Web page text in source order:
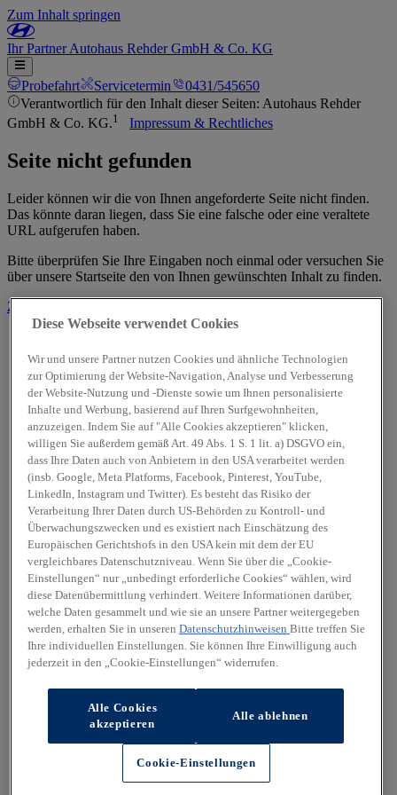
Zum Inhalt springen
IhrPartnerAutohaus Rehder GmbH & Co. KG
Probefahrt Servicetermin
0431/545650
Verantwortlich für den Inhalt dieser Seiten: Autohaus Rehder
GmbH & Co. KG.1 Impressum & Rechtliches
Seite nicht gefunden
Leider können wir die von Ihnen angeforderte Seite nicht finden.
Das könnte daran liegen, dass Sie eine falsche oder eine veraltete
URL aufgerufen haben.
Bitte überprüfen Sie Ihre Eingaben noch einmal oder versuchen Sie
über unsere Startseite den von Ihnen gewünschten Inhalt zu finden.
Zur Startseite
Diese Webseite verwendet Cookies
Wir und unsere Partner nutzen Cookies und ähnliche Technologien
zur Optimierung der Website-Navigation, Analyse und Verbesserung
der Website-Nutzung und -Dienste sowie um Ihnen personalisierte
Inhalte und Werbung, basierend auf Ihren Surfgewohnheiten,
anzuzeigen. Indem Sie auf "Alle Cookies akzeptieren" klicken,
willigen Sie außerdem gemäß Art. 49 Abs. 1 S. 1 lit. a) DSGVO ein,
dass Ihre Daten auch von Anbietern in den USA verarbeitet werden
(insb. Google, Meta Platforms, Facebook, Pinterest, YouTube,
LinkedIn, Instagram und Twitter). Es besteht das Risiko der
Verarbeitung Ihrer Daten durch US-Behörden zu Kontroll- und
Überwachungszwecken und es existiert nach Einschätzung des
Europäischen Gerichtshofs in den USA kein mit dem der EU
vergleichbares Datenschutzniveau. Wenn Sie über die „Cookie-
Einstellungen“ nur „unbedingt erforderliche Cookies“ wählen, wird
diese Datenübermittlung verhindert. Weitere Informationen darüber,
welche Daten gesammelt und wie sie an unsere Partner weitergegeben
werden, erhalten Sie in unseren Datenschutzhinweisen Bitte treffen Sie
Ihre individuellen Einstellungen. Sie können Ihre Einwilligung auch
jederzeit in den „Cookie-Einstellungen“ widerrufen.
Alle Cookies
akzeptieren
Alle ablehnen
Cookie-Einstellungen